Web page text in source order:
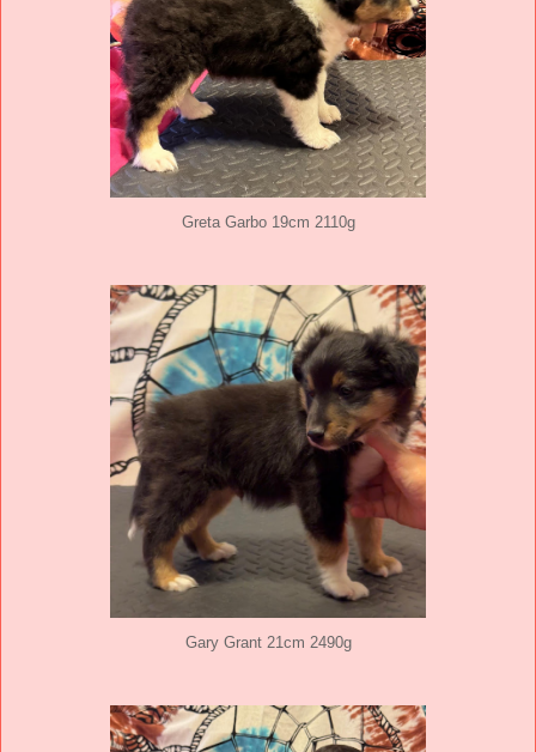
Greta Garbo 19cm 2110g
Gary Grant 21cm 2490g